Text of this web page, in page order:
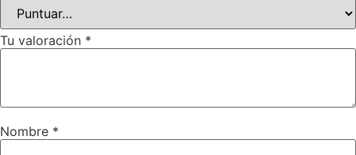
Tu valoración *
Nombre *